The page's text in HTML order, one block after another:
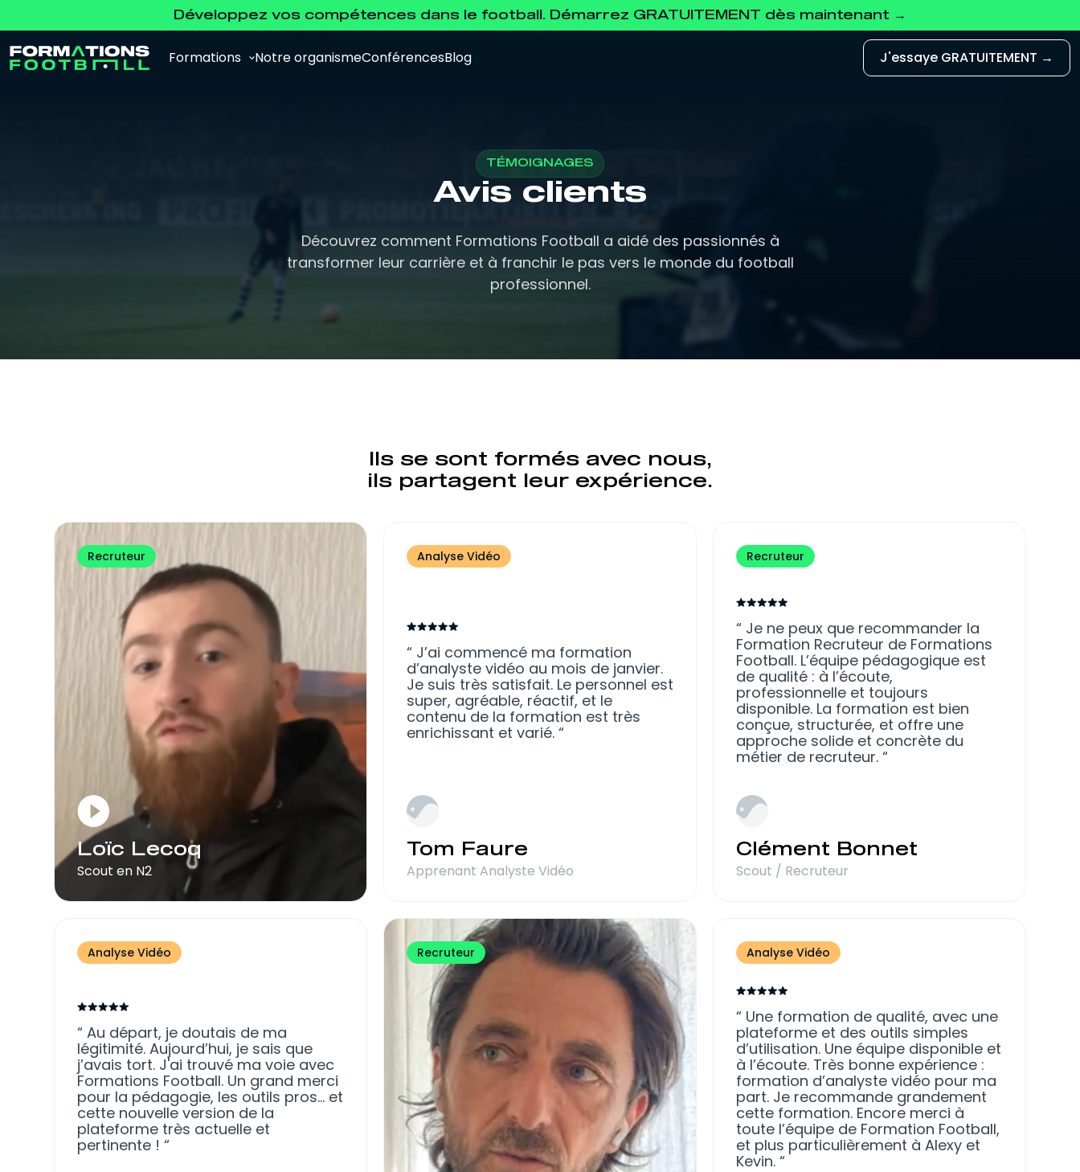
Développez vos compétences dans le football. Démarrez GRATUITEMENT dès maintenant →
Formations
Pour se former à l'analyse de la data.
Pour se préparer à l'examen d'agent FFF.
Entraîneur Recruteur
Notre organismeConférencesBlog J'essaye GRATUITEMENT →
TÉMOIGNAGES
Avis clients
Découvrez comment Formations Football a aidé des passionnés à
transformer leur carrière et à franchir le pas vers le monde du football
professionnel.
Ils se sont formés avec nous,
ils partagent leur expérience.
Recruteur
Loïc Lecoq
Scout en N2
Analyse Vidéo
J’ai commencé ma formation
d’analyste vidéo au mois de janvier.
Je suis très satisfait. Le personnel est
super, agréable, réactif, et le
contenu de la formation est très
enrichissant et varié.
Tom Faure
Apprenant Analyste Vidéo
Recruteur
Je ne peux que recommander la
Formation Recruteur de Formations
Football. L’équipe pédagogique est
de qualité : à l’écoute,
professionnelle et toujours
disponible. La formation est bien
conçue, structurée, et offre une
approche solide et concrète du
métier de recruteur.
Clément Bonnet
Scout / Recruteur
Analyse Vidéo
Au départ, je doutais de ma
légitimité. Aujourd’hui, je sais que
j’avais tort. J'ai trouvé ma voie avec
Formations Football. Un grand merci
pour la pédagogie, les outils pros… et
cette nouvelle version de la
plateforme très actuelle et
pertinente !
Recruteur Analyse Vidéo
Une formation de qualité, avec une
plateforme et des outils simples
d’utilisation. Une équipe disponible et
à l’écoute. Très bonne expérience :
formation d’analyste vidéo pour ma
part. Je recommande grandement
cette formation. Encore merci à
toute l’équipe de Formation Football,
et plus particulièrement à Alexy et
Kevin.